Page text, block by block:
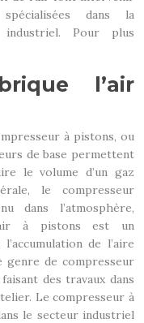
dans la
industriel. Pour plus
l’air
à pistons, ou
de base permettent
le volume d’un gaz
le compresseur
dans l’atmosphère,
à pistons est un
de l’aire
genre de compresseur
des travaux dans
Le compresseur à
le secteur industriel